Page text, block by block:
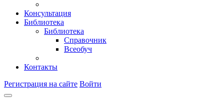
Консультация
Библиотека
Библиотека
Справочник
Всеобуч
Контакты
Регистрация на сайте Войти